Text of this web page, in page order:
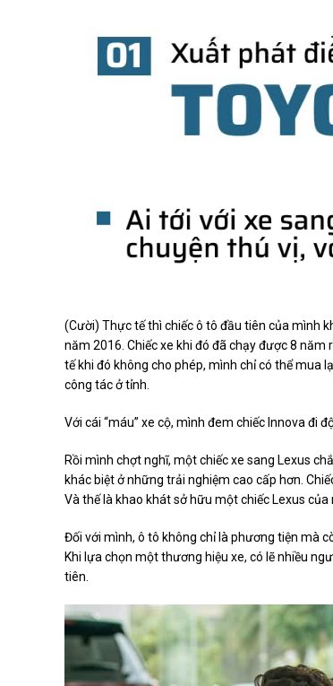
(Cười) Thực tế thì chiếc ô tô đầu tiên của mình
năm 2016. Chiếc xe khi đó đã chạy được 8
tế khi đó không cho phép, mình chỉ có thể mua
công tác ở tỉnh.
Với cái “máu” xe cộ, mình đem chiếc Innova đi
Rồi mình chợt nghĩ, một chiếc xe sang Lexus
khác biệt ở những trải nghiệm cao cấp hơn.
Và thế là khao khát sở hữu một chiếc Lexus của
Đối với mình, ô tô không chỉ là phương tiện mà
Khi lựa chọn một thương hiệu xe, có lẽ nhiều
tiên.